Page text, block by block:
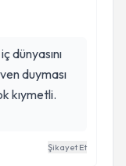
teşekkür
dünyasını
duyması
kıymetli.
Şikayet Et